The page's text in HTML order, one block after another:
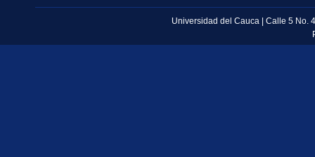
Universidad del Cauca | Calle 5 No.